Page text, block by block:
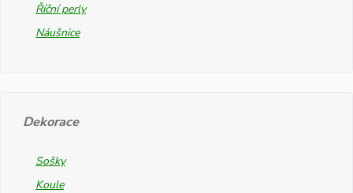
Říční perly
Náušnice
Dekorace
Sošky
Koule